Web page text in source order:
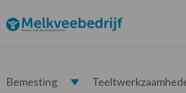
de
hoofdnavigatie
de
hoofd
de
eerste
de
voettekst
Melkveebedrijf.nl
Bemesting